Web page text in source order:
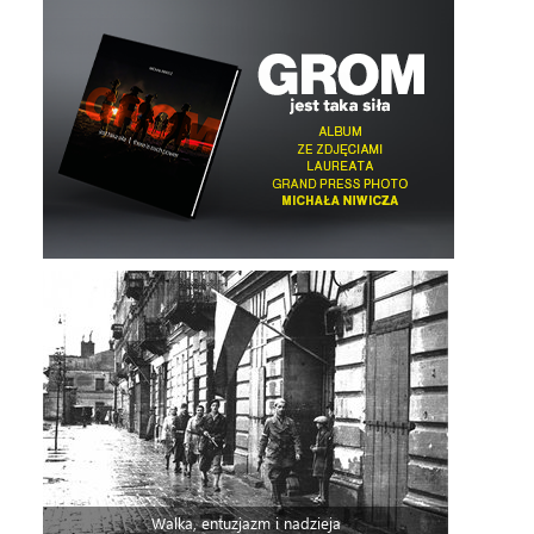
Walka, entuzjazm i nadzieja